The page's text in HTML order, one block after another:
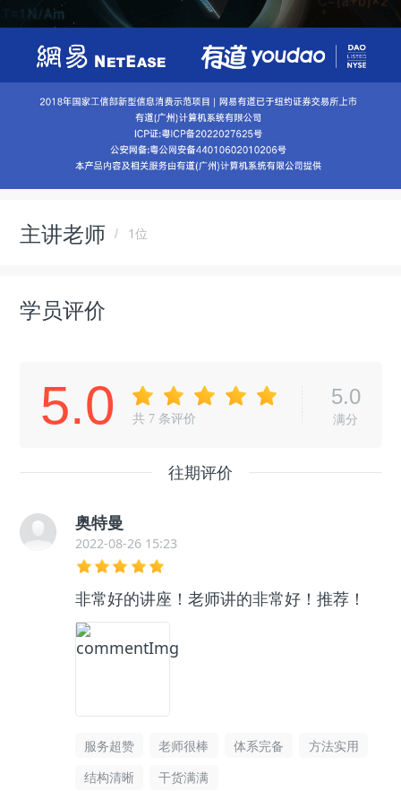
主讲老师 1位
学员评价
5.0 共 7 条评价
5.0
满分
往期评价
奥特曼
2022-08-26 15:23
非常好的讲座！老师讲的非常好！推荐！
服务超赞 老师很棒 体系完备
方法实用
结构清晰
干货满满